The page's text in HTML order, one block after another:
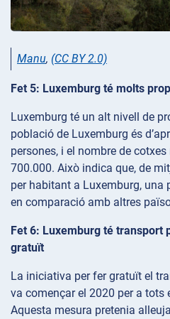
Manu, (CC BY 2.0)
Fet 5: Luxemburg té molts
Luxemburg té un alt nivell de
població de Luxemburg és
persones, i el nombre de
700.000. Això indica que, de
per habitant a Luxemburg, una
en comparació amb altres
Fet 6: Luxemburg té transport
gratuït
La iniciativa per fer gratuït el
va començar el 2020 per a tots
Aquesta mesura pretenia